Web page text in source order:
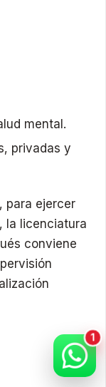
mental.
privadas y
para ejercer
la licenciatura
conviene